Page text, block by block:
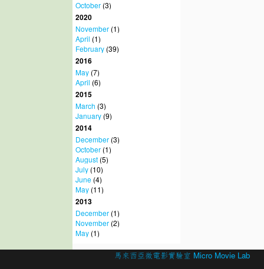
October(3)
2020
November(1)
April (1)
February(39)
2016
May(7)
April (6)
2015
March (3)
January(9)
2014
December(3)
October(1)
August(5)
July(10)
June(4)
May(11)
2013
December(1)
November(2)
May(1)
馬來西亞微電影實驗室 Micro Movie Lab